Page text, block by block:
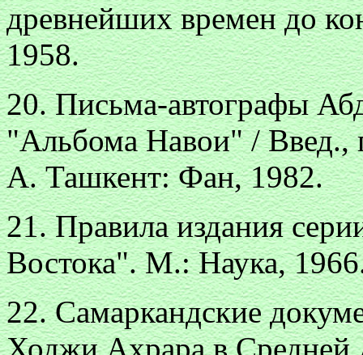
древнейших времен до
1958.
20. Письма-автографы
"Альбома Навои" / Введ.,
А. Ташкент: Фан, 1982.
21. Правила издания
Востока". М.: Наука,
22. Самаркандские